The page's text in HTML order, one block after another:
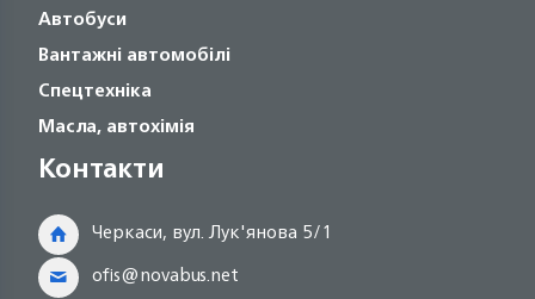
Автобуси
Вантажні автомобілі
Спецтехніка
Масла, автохімія
Контакти
Черкаси, вул. Лук'янова 5/1
ofis@novabus.net